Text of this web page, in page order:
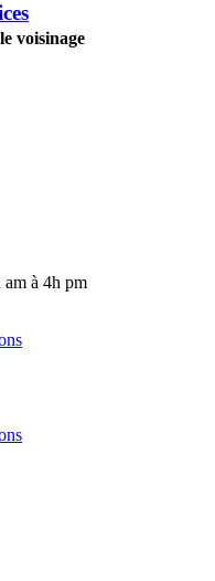
voisinage
à 4h pm